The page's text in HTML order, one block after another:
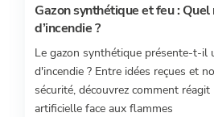
Gazon synthétique et feu : Quel
d’incendie ?
Le gazon synthétique présente-t-il
d'incendie ? Entre idées reçues et
sécurité, découvrez comment
artificielle face aux flammes